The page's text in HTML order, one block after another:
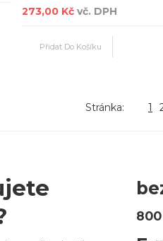
273,00 Kč vč. DPH
Stránka: 1